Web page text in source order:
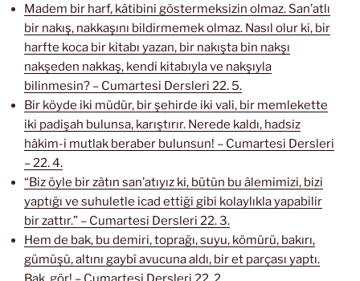
Madem bir harf, kâtibini göstermeksizin olmaz. San’atlı
bir nakış, nakkaşını bildirmemek olmaz. Nasıl olur ki, bir
harfte koca bir kitabı yazan, bir nakışta bin nakşı
nakşeden nakkaş, kendi kitabıyla ve nakşıyla
bilinmesin? – Cumartesi Dersleri 22. 5.
Bir köyde iki müdür, bir şehirde iki vali, bir memlekette
iki padişah bulunsa, karıştırır. Nerede kaldı, hadsiz
hâkim-i mutlak beraber bulunsun! – Cumartesi Dersleri
– 22. 4.
“Biz öyle bir zâtın san’atıyız ki, bütün bu âlemimizi, bizi
yaptığı ve suhuletle icad ettiği gibi kolaylıkla yapabilir
bir zattır.” – Cumartesi Dersleri 22. 3.
Hem de bak, bu demiri, toprağı, suyu, kömürü, bakırı,
gümüşü, altını gaybî avucuna aldı, bir et parçası yaptı.